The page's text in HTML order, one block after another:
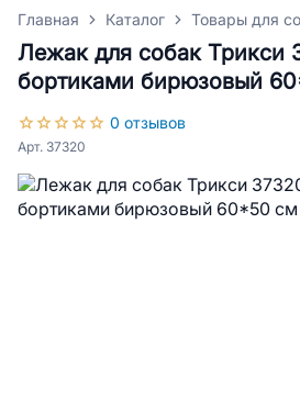
Главная Каталог Товары для
Лежак для собак Трикси
бортиками бирюзовый
0 отзывов
Арт. 37320